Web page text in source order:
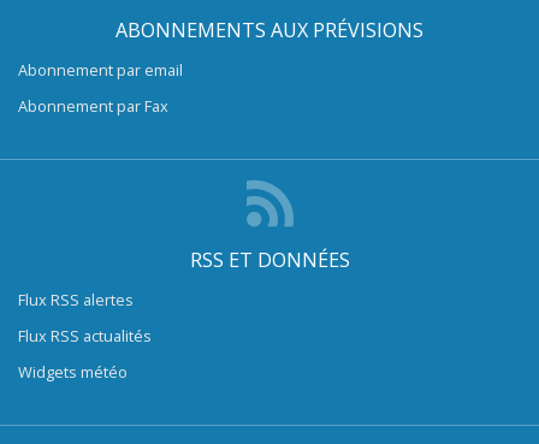
ABONNEMENTS AUX PRÉVISIONS
Abonnement par email
Abonnement par Fax
RSS ET DONNÉES
Flux RSS alertes
Flux RSS actualités
Widgets météo